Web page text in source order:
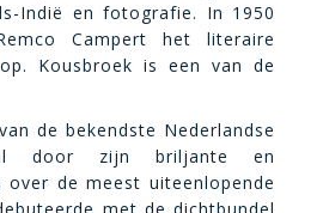
Indië en fotografie. In 1950
Campert het literaire
Kousbroek is een van de
de bekendste Nederlandse
door zijn briljante en
over de meest uiteenlopende